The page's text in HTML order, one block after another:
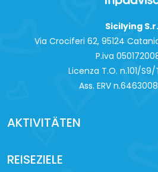
Sicilying
Via Crociferi 62, 95124
P.iva
Licenza T.O. n.101/
Ass. ERV
AKTIVITÄTEN
REISEZIELE